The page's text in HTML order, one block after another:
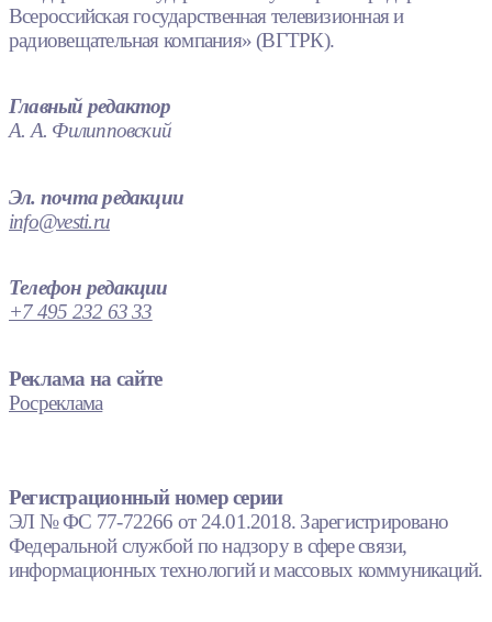
Всероссийская государственная телевизионная и
радиовещательная компания» (ВГТРК).
Главный редактор
А. А. Филипповский
Эл. почта редакции
info@vesti.ru
Телефон редакции
+7 495 232 63 33
Реклама на сайте
Росреклама
Регистрационный номер серии
ЭЛ № ФС 77-72266 от 24.01.2018. Зарегистрировано
Федеральной службой по надзору в сфере связи,
информационных технологий и массовых коммуникаций.